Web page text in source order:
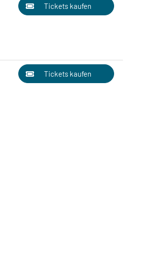
Tickets kaufen
Tickets kaufen